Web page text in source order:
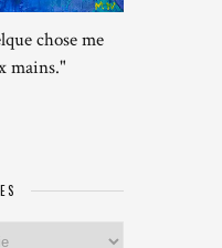
chose me
mains."